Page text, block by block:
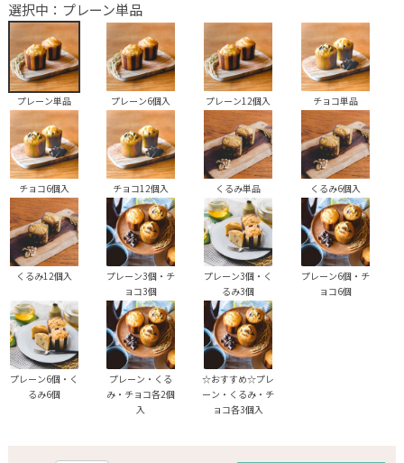
選択中：プレーン単品
プレーン単品 プレーン6個入 プレーン12個入 チョコ単品
チョコ6個入 チョコ12個入 くるみ単品 くるみ6個入
くるみ12個入
プレーン3個・チ
ョコ3個
プレーン3個・く
るみ3個
プレーン6個・チ
ョコ6個
プレーン6個・く
るみ6個
プレーン・くる
み・チョコ各2個
入
☆おすすめ☆プレ
ーン・くるみ・チ
ョコ各3個入